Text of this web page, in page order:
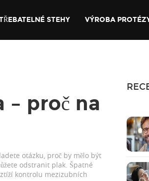
STEHY VÝROBA
proč na
otázku, proč by mělo být
odstranit plak. Špatné
kontrolu mezizubních